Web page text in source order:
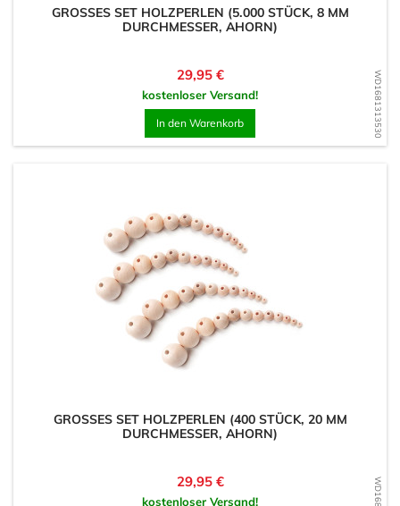
WD1681313530
GROSSES SET HOLZPERLEN (5.000 STÜCK, 8 MM D
URCHMESSER, AHORN)
Preis
29,95 €
kostenloser Versand!
In den Warenkorb
GROSSES SET HOLZPERLEN (400 STÜCK, 20 MM D
URCHMESSER, AHORN)
Preis
29,95 €
kostenloser Versand!